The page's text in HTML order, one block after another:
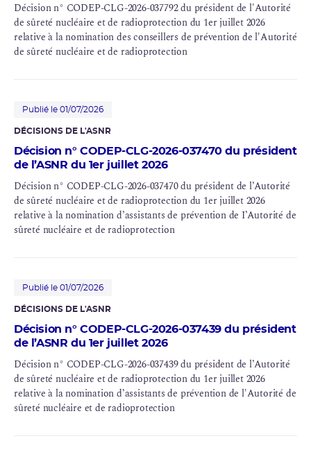
Décision n° CODEP-CLG-2026-037792 du président de l'Autorité
de sûreté nucléaire et de radioprotection du 1er juillet 2026
relative à la nomination des conseillers de prévention de l'Autorité
de sûreté nucléaire et de radioprotection
Publié le 01/07/2026
DÉCISIONS DE L'ASNR
Décision n° CODEP-CLG-2026-037470 du président
de l’ASNR du 1er juillet 2026
Décision n° CODEP-CLG-2026-037470 du président de l’Autorité
de sûreté nucléaire et de radioprotection du 1er juillet 2026
relative à la nomination d’assistants de prévention de I’Autorité de
sûreté nucléaire et de radioprotection
Publié le 01/07/2026
DÉCISIONS DE L'ASNR
Décision n° CODEP-CLG-2026-037439 du président
de l’ASNR du 1er juillet 2026
Décision n° CODEP-CLG-2026-037439 du président de l’Autorité
de sûreté nucléaire et de radioprotection du 1er juillet 2026
relative à la nomination d’assistants de prévention de l'Autorité de
sûreté nucléaire et de radioprotection